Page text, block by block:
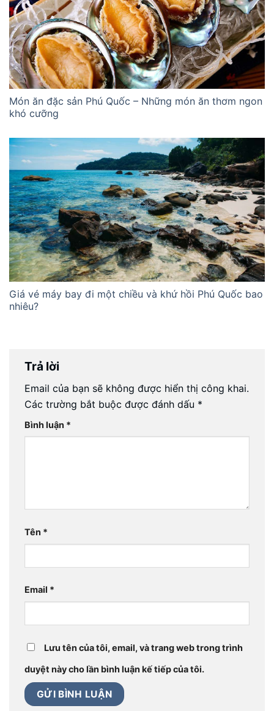
Món ăn đặc sản Phú Quốc – Những món ăn thơm ngon
khó cưỡng
Giá vé máy bay đi một chiều và khứ hồi Phú Quốc bao
nhiêu?
Trả lời
Email của bạn sẽ không được hiển thị công khai.
Các trường bắt buộc được đánh dấu *
Bình luận *
Tên *
Email *
Lưu tên của tôi, email, và trang web trong trình
duyệt này cho lần bình luận kế tiếp của tôi.